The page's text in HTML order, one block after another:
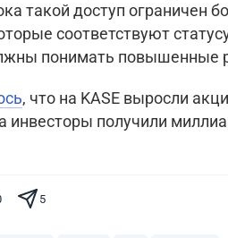
такой доступ ограничен
соответствуют
понимать повышенные
, что на KASE выросли
инвесторы получили
5